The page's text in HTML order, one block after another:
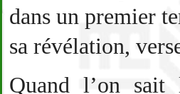
dans un premier
sa révélation,
Quand l’on